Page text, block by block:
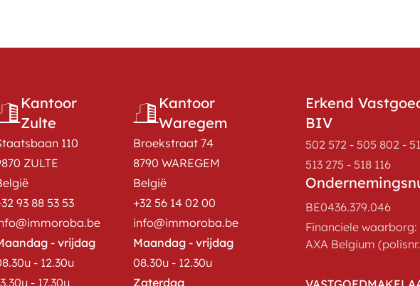
Kantoor
Zulte
110
ZULTE
93 88 53 53
- vrijdag
- 12.30u
- 17.30u
Kantoor
Waregem
Broekstraat 74
8790 WAREGEM
België
+32 56 14 02 00
info@immoroba.be
Maandag - vrijdag
08.30u - 12.30u
Zaterdag
Erkend
BIV
502 572 - 505 802 -
513 275 - 518 116
BE0436.379.046
Financiele
AXA Belgium